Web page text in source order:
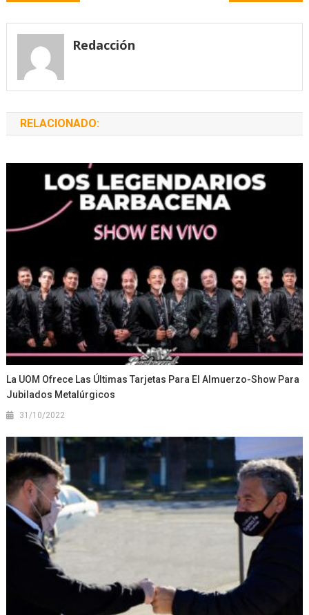
entradas
Redacción
RELACIONADO:
La UOM Ofrece Las Últimas Tarjetas Para El Almuerzo-Show Para
Jubilados Metalúrgicos
31/10/2022